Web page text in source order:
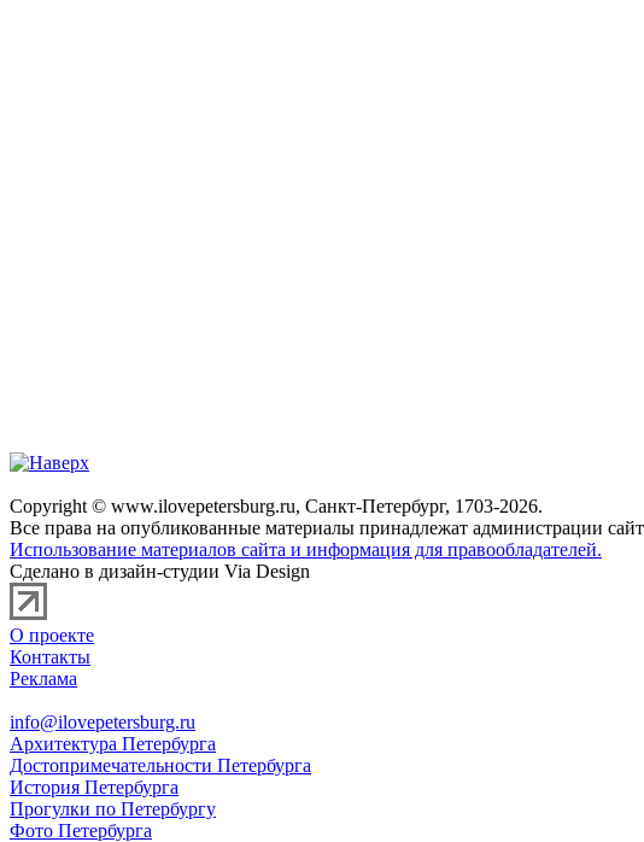
Copyright © www.ilovepetersburg.ru, Санкт-Петербург, 1703-2026.
Все права на опубликованные материалы принадлежат администрации
Использование материалов сайта и информация для правообладателей.
Сделано в дизайн-студии Via Design
О проекте
Контакты
Реклама
info@ilovepetersburg.ru
Архитектура Петербурга
Достопримечательности Петербурга
История Петербурга
Прогулки по Петербургу
Фото Петербурга